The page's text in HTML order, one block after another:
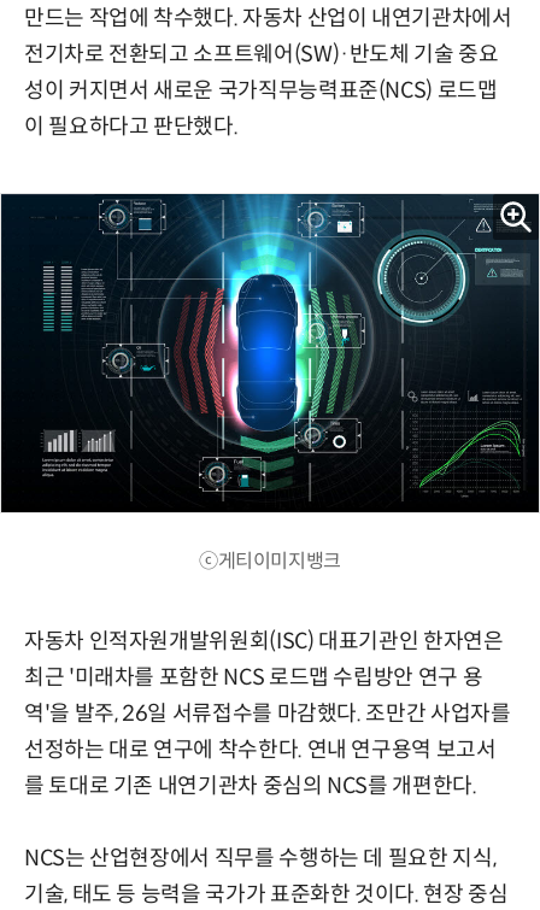
만드는 작업에 착수했다. 자동차 산업이 내연기관차에서
전기차로 전환되고 소프트웨어(SW)·반도체 기술 중요
성이 커지면서 새로운 국가직무능력표준(NCS) 로드맵
이 필요하다고 판단했다.
ⓒ게티이미지뱅크
자동차 인적자원개발위원회(ISC) 대표기관인 한자연은
최근 '미래차를 포함한 NCS 로드맵 수립방안 연구 용
역'을 발주, 26일 서류접수를 마감했다. 조만간 사업자를
선정하는 대로 연구에 착수한다. 연내 연구용역 보고서
를 토대로 기존 내연기관차 중심의 NCS를 개편한다.
NCS는 산업현장에서 직무를 수행하는 데 필요한 지식,
기술, 태도 등 능력을 국가가 표준화한 것이다. 현장 중심